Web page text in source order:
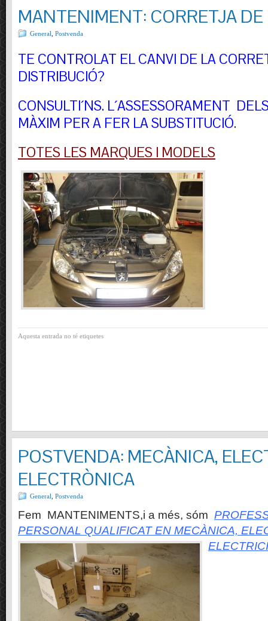
MANTENIMENT: CORRETJA
General Postvenda
TE CONTROLAT EL CANVI DE LA
DISTRIBUCIÓ?
CONSULTI´NS. L´ASSESSORAMENT
MÀXIM PER A FER LA SUBSTITUCIÓ.
TOTES LES MARQUES I MODELS
Aquesta entrada no té etiquetes
POSTVENDA: MECÀNICA,
ELECTRÒNICA
General Postvenda
Fem MANTENIMENTS,i a més, sóm
PERSONAL QUALIFICAT EN MECÀNICA,